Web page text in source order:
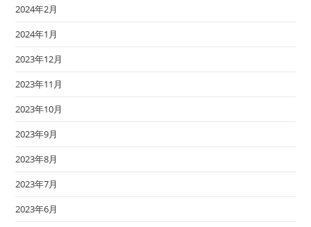
2024年2月
2024年1月
2023年12月
2023年11月
2023年10月
2023年9月
2023年8月
2023年7月
2023年6月